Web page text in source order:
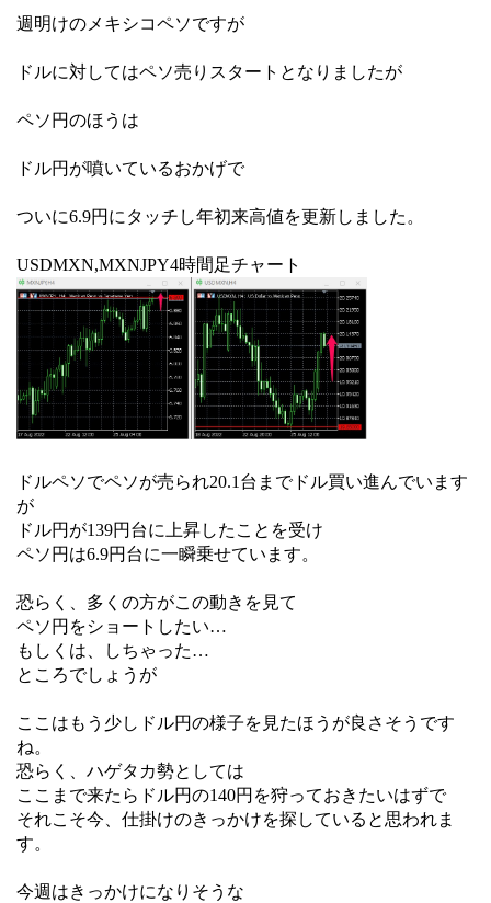
週明けのメキシコペソですが
ドルに対してはペソ売りスタートとなりましたが
ペソ円のほうは
ドル円が噴いているおかげで
ついに6.9円にタッチし年初来高値を更新しました。
USDMXN,MXNJPY4時間足チャート
ドルペソでペソが売られ20.1台までドル買い進んでいます
が
ドル円が139円台に上昇したことを受け
ペソ円は6.9円台に一瞬乗せています。
恐らく、多くの方がこの動きを見て
ペソ円をショートしたい…
もしくは、しちゃった…
ところでしょうが
ここはもう少しドル円の様子を見たほうが良さそうです
ね。
恐らく、ハゲタカ勢としては
ここまで来たらドル円の140円を狩っておきたいはずで
それこそ今、仕掛けのきっかけを探していると思われま
す。
今週はきっかけになりそうな